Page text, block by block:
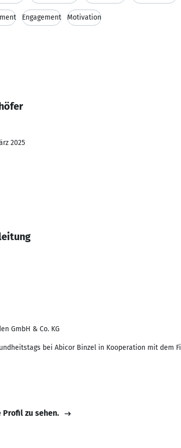
Engagement Motivation
2025
GmbH & Co. KG
bei Abicor Binzel in Kooperation mit dem
Profil zu sehen.